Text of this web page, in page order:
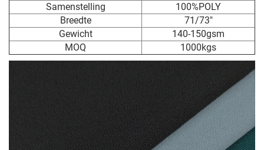
Samenstelling
100%POLY
Breedte
71/73"
Gewicht
140-150gsm
MOQ
1000kgs